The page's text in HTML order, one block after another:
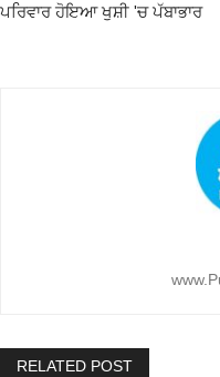
ਪਰਿਵਾਰ ਹੋਇਆ ਖੁਸ਼ੀ 'ਚ ਪੱਬਾਭਾਰ
RELATED POST